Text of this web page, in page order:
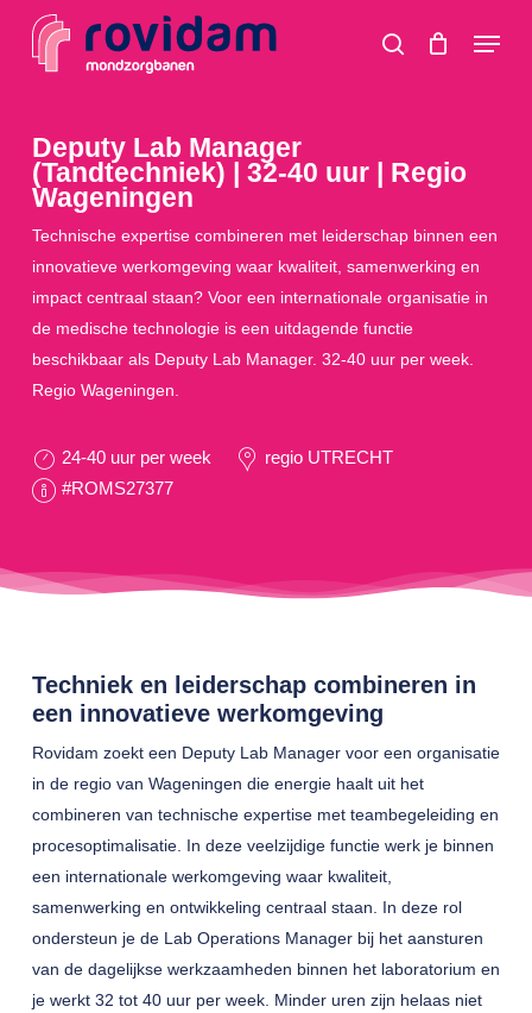
search
Menu
Deputy Lab Manager
(Tandtechniek) | 32-40 uur | Regio
Wageningen
Technische expertise combineren met leiderschap binnen een
innovatieve werkomgeving waar kwaliteit, samenwerking en
impact centraal staan? Voor een internationale organisatie in
de medische technologie is een uitdagende functie
beschikbaar als Deputy Lab Manager. 32-40 uur per week.
Regio Wageningen.
24-40 uur per week
regio UTRECHT
#ROMS27377
Techniek en leiderschap combineren in
een innovatieve werkomgeving
Rovidam zoekt een Deputy Lab Manager voor een organisatie
in de regio van Wageningen die energie haalt uit het
combineren van technische expertise met teambegeleiding en
procesoptimalisatie. In deze veelzijdige functie werk je binnen
een internationale werkomgeving waar kwaliteit,
samenwerking en ontwikkeling centraal staan. In deze rol
ondersteun je de Lab Operations Manager bij het aansturen
van de dagelijkse werkzaamheden binnen het laboratorium en
je werkt 32 tot 40 uur per week. Minder uren zijn helaas niet